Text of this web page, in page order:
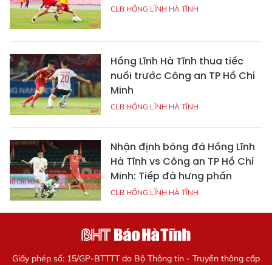
CLB HỒNG LĨNH HÀ TĨNH
Hồng Lĩnh Hà Tĩnh thua tiếc
nuối trước Công an TP Hồ Chí
Minh
CLB HỒNG LĨNH HÀ TĨNH
Nhận định bóng đá Hồng Lĩnh
Hà Tĩnh vs Công an TP Hồ Chí
Minh: Tiếp đà hưng phấn
CLB HỒNG LĨNH HÀ TĨNH
Giấy phép số: 15/GP-BTTTT do Bộ Thông tin - Truyền thông cấp